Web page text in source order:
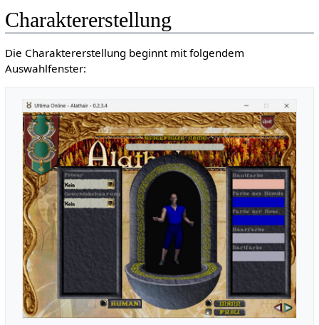
Charaktererstellung
Die Charaktererstellung beginnt mit folgendem
Auswahlfenster: